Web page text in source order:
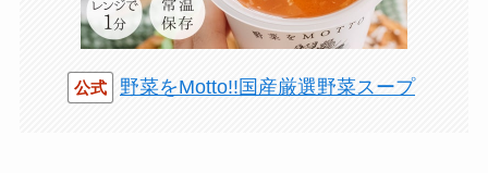
公式 野菜をMotto!!国産厳選野菜スープ